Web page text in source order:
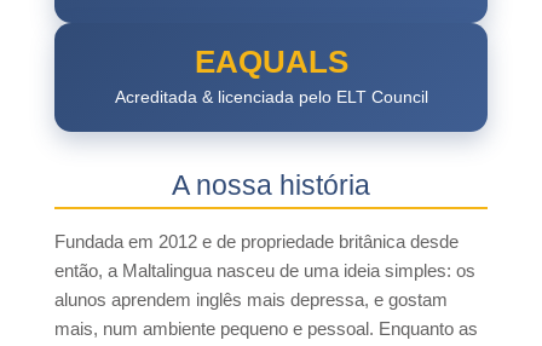
EAQUALS
Acreditada & licenciada pelo ELT Council
A nossa história
Fundada em 2012 e de propriedade britânica desde
então, a Maltalingua nasceu de uma ideia simples: os
alunos aprendem inglês mais depressa, e gostam
mais, num ambiente pequeno e pessoal. Enquanto as